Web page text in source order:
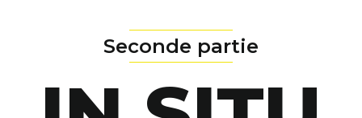
Seconde partie